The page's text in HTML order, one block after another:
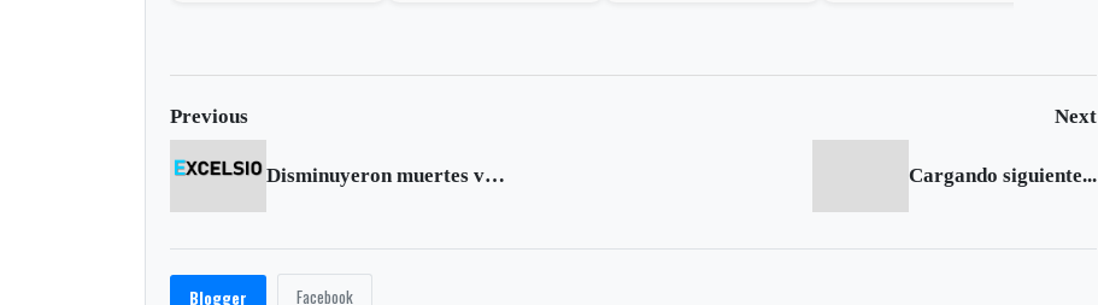
política
Previous Next
Disminuyeron muertes violentas en Colombia durante 2013 Cargando siguiente...
Blogger Facebook